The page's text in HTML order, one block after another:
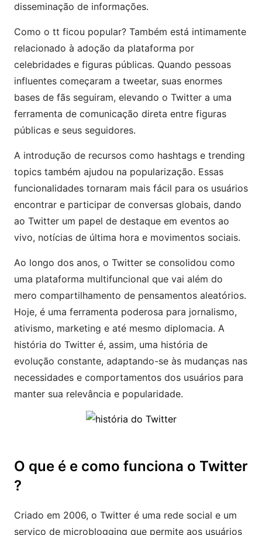
disseminação de informações.
Como o tt ficou popular? Também está intimamente
relacionado à adoção da plataforma por
celebridades e figuras públicas. Quando pessoas
influentes começaram a tweetar, suas enormes
bases de fãs seguiram, elevando o Twitter a uma
ferramenta de comunicação direta entre figuras
públicas e seus seguidores.
A introdução de recursos como hashtags e trending
topics também ajudou na popularização. Essas
funcionalidades tornaram mais fácil para os usuários
encontrar e participar de conversas globais, dando
ao Twitter um papel de destaque em eventos ao
vivo, notícias de última hora e movimentos sociais.
Ao longo dos anos, o Twitter se consolidou como
uma plataforma multifuncional que vai além do
mero compartilhamento de pensamentos aleatórios.
Hoje, é uma ferramenta poderosa para jornalismo,
ativismo, marketing e até mesmo diplomacia. A
história do Twitter é, assim, uma história de
evolução constante, adaptando-se às mudanças nas
necessidades e comportamentos dos usuários para
manter sua relevância e popularidade.
O que é e como funciona o Twitter
?
Criado em 2006, o Twitter é uma rede social e um
serviço de microblogging que permite aos usuários